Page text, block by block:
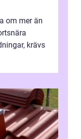
om mer än
krävs